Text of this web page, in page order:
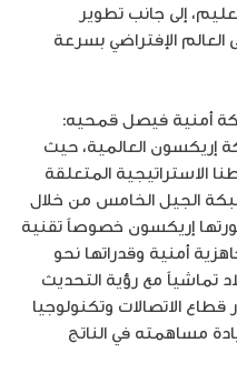
إلى جانب تطوير
العالم الإفتراضي بسرعة
أمنية فيصل قمحيه:
إريكسون العالمية، حيث
الاستراتيجية المتعلقة
الجيل الخامس من خلال
إريكسون خصوصاً تقنية
أمنية وقدراتها نحو
تماشياً مع رؤية التحديث
الاتصالات وتكنولوجيا
مساهمته في الناتج